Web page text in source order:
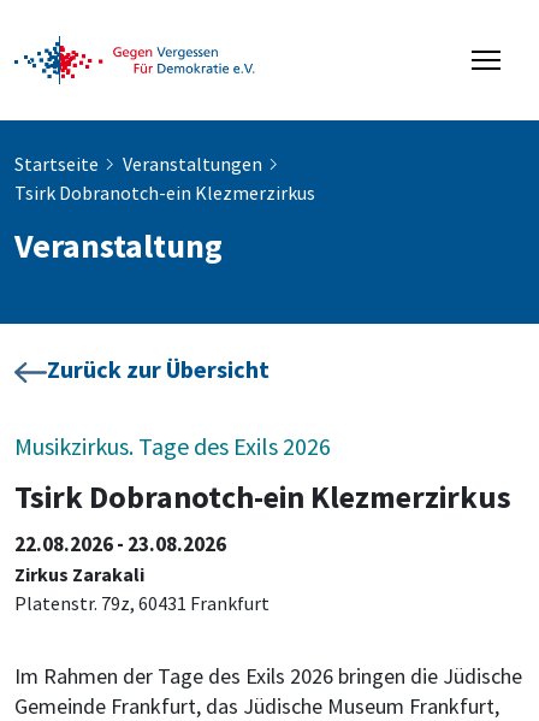
Startseite
Veranstaltungen
Tsirk Dobranotch-ein Klezmerzirkus
Veranstaltung
Zurück zur Übersicht
Musikzirkus. Tage des Exils 2026
Tsirk Dobranotch-ein Klezmerzirkus
22.08.2026 - 23.08.2026
Zirkus Zarakali
Platenstr. 79z, 60431 Frankfurt
Im Rahmen der Tage des Exils 2026 bringen die Jüdische
Gemeinde Frankfurt, das Jüdische Museum Frankfurt,